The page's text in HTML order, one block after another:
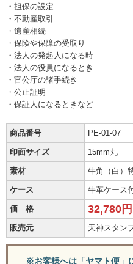
・担保の設定
・不動産取引
・遺産相続
・保険や保障の受取り
・法人の発起人になる時
・法人の役員になるとき
・官公庁の諸手続き
・公正証明
・保証人になるときなど
商品番号 PE-01-07
印面サイズ 15mm丸
素材 牛角（白）
ケース 牛革ケース
価 格 32,780円
販売元 天神スタン
※お客様へは「ヤマト便」